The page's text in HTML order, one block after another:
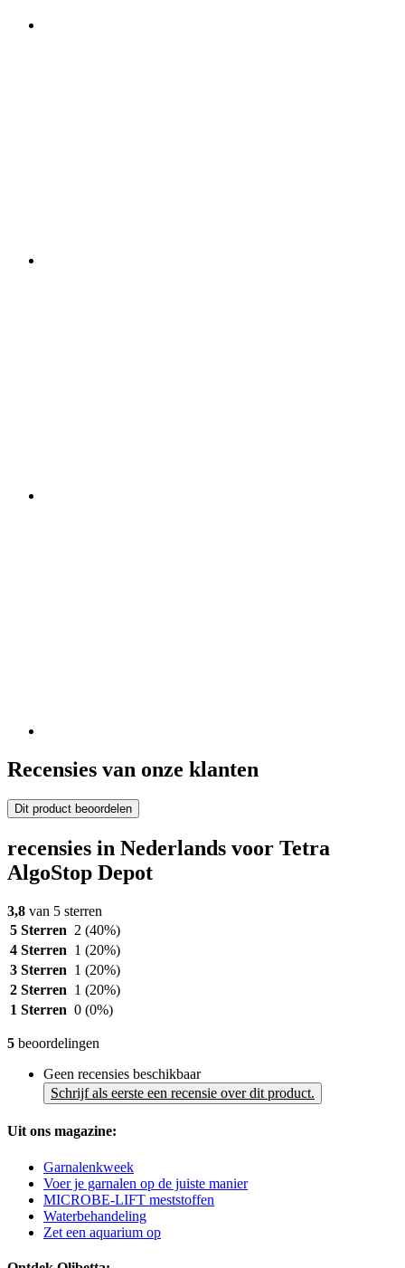
Recensies van onze klanten
Dit product beoordelen
recensies in Nederlands voor Tetra
AlgoStop Depot
3,8 van 5 sterren
5 Sterren 2 (40%)
4 Sterren 1 (20%)
3 Sterren 1 (20%)
2 Sterren 1 (20%)
1 Sterren 0 (0%)
5 beoordelingen
Geen recensies beschikbaar
Schrijf als eerste een recensie over dit product.
Uit ons magazine:
Garnalenkweek
Voer je garnalen op de juiste manier
MICROBE-LIFT meststoffen
Waterbehandeling
Zet een aquarium op